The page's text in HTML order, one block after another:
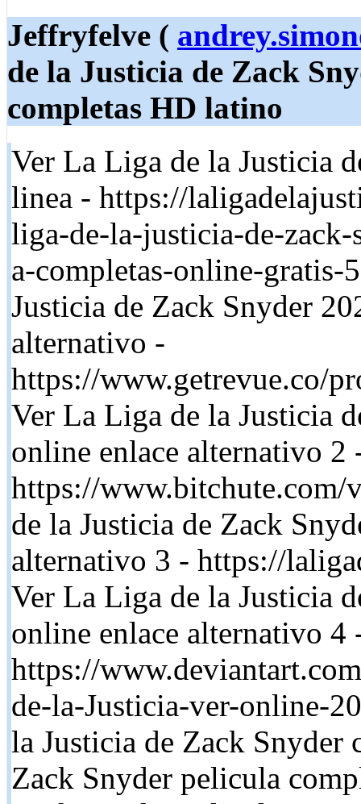
Jeffryfelve (
de la Justicia de Zack
completas HD latino
Ver La Liga de la Justicia
linea - https://
liga-de-la-justicia-de-
a-completas-online-gratis-
Justicia de Zack Snyder
alternativo -
https://www.getrevue.co/
Ver La Liga de la Justicia
online enlace alternativo 2
https://
de la Justicia de Zack
alternativo 3 - https://
Ver La Liga de la Justicia
online enlace alternativo 4
https://
de-la-Justicia-ver-online-
la Justicia de Zack Snyder
Zack Snyder pelicula